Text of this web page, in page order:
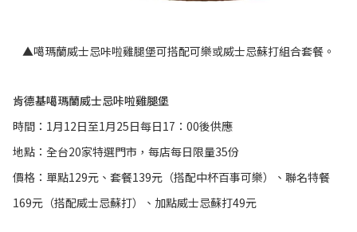
▲噶瑪蘭威士忌咔啦雞腿堡可搭配可樂或威士忌蘇打組合套餐。
肯德基噶瑪蘭威士忌咔啦雞腿堡
時間：1月12日至1月25日每日17：00後供應
地點：全台20家特選門市，每店每日限量35份
價格：單點129元、套餐139元（搭配中杯百事可樂）、聯名特餐
169元（搭配威士忌蘇打）、加點威士忌蘇打49元